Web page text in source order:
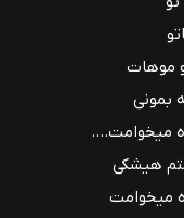
موهات
بمونی
میخوامت....
هیشکی
میخوامت